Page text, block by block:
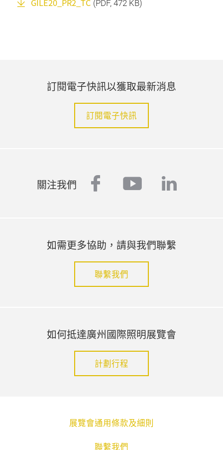
GILE20_PR2_TC (PDF, 472 KB)
訂閱電子快訊以獲取最新消息
訂閱電子快訊
關注我們 facebook
youtube
如需更多協助，請與我們聯繫
聯繫我們
如何抵達廣州國際照明展覽會
計劃行程
展覽會通用條款及細則
聯繫我們